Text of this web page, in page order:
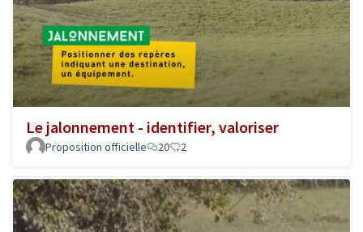
Le jalonnement - identifier, valoriser
Proposition officielle 20 2